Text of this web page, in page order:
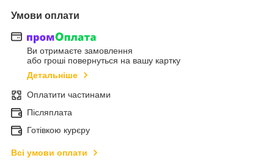
Умови оплати
Ви отримаєте замовлення
або гроші повернуться на вашу картку
Детальніше
Оплатити частинами
Післяплата
Готівкою курєру
Всі умови оплати